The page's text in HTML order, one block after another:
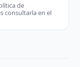
de
consultarla en el